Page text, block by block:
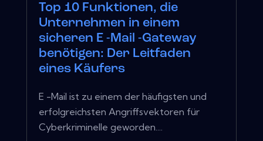
Top 10 Funktionen, die
Unternehmen in einem
sicheren E -Mail -Gateway
benötigen: Der Leitfaden
eines Käufers
E -Mail ist zu einem der häufigsten und
erfolgreichsten Angriffsvektoren für
Cyberkriminelle geworden....